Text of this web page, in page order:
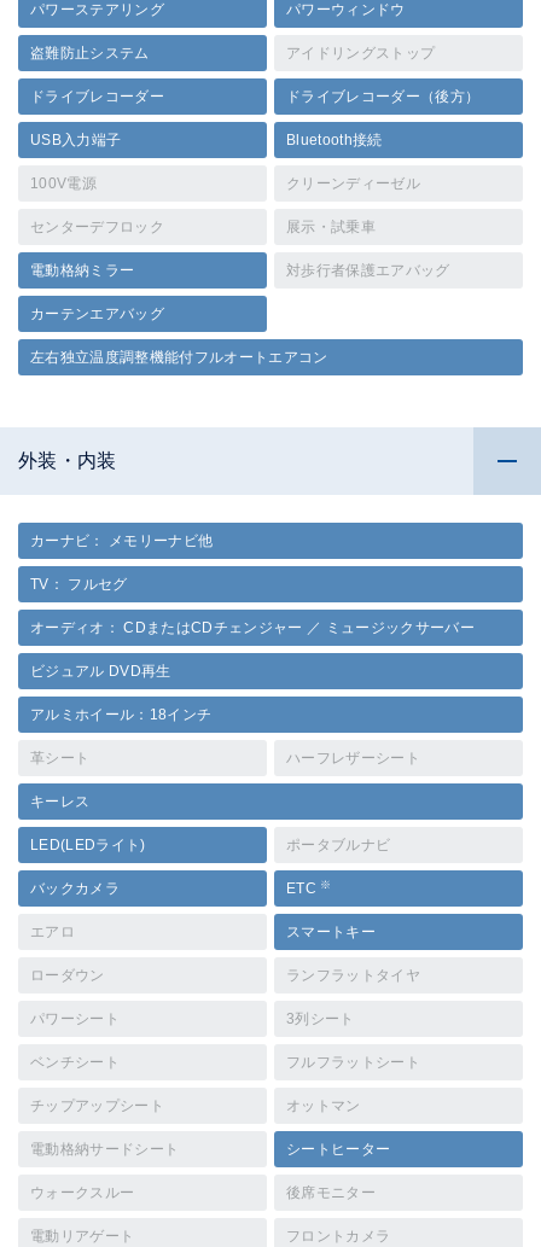
パワーステアリング パワーウィンドウ
盗難防止システム アイドリングストップ
ドライブレコーダー ドライブレコーダー（後方）
USB入力端子 Bluetooth接続
100V電源 クリーンディーゼル
センターデフロック 展示・試乗車
電動格納ミラー 対歩行者保護エアバッグ
カーテンエアバッグ
左右独立温度調整機能付フルオートエアコン
外装・内装
カーナビ： メモリーナビ他
TV： フルセグ
オーディオ： CDまたはCDチェンジャー ／ ミュージックサーバー
ビジュアル DVD再生
アルミホイール：18インチ
革シート ハーフレザーシート
キーレス
LED(LEDライト) ポータブルナビ
バックカメラ ETC ※
エアロ スマートキー
ローダウン ランフラットタイヤ
パワーシート 3列シート
ベンチシート フルフラットシート
チップアップシート オットマン
電動格納サードシート シートヒーター
ウォークスルー 後席モニター
電動リアゲート フロントカメラ